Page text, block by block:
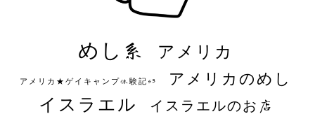
めし系 アメリカ
アメリカ★ゲイキャンプ体験記S3 アメリカのめし
イスラエル イスラエルのお店